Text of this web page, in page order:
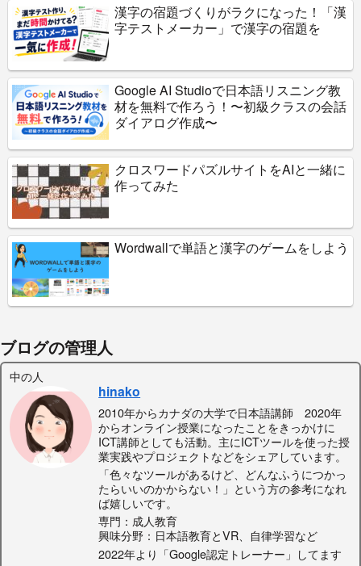
漢字の宿題づくりがラクになった！「漢
字テストメーカー」で漢字の宿題を
Google AI Studioで日本語リスニング教
材を無料で作ろう！〜初級クラスの会話
ダイアログ作成〜
クロスワードパズルサイトをAIと一緒に
作ってみた
Wordwallで単語と漢字のゲームをしよう
ブログの管理人
中の人
hinako
2010年からカナダの大学で日本語講師 2020年
からオンライン授業になったことをきっかけに
ICT講師としても活動。主にICTツールを使った授
業実践やプロジェクトなどをシェアしています。
「色々なツールがあるけど、どんなふうにつかっ
たらいいのかからない！」という方の参考になれ
ば嬉しいです。
専門：成人教育
興味分野：日本語教育とVR、自律学習など
2022年より「Google認定トレーナー」してます